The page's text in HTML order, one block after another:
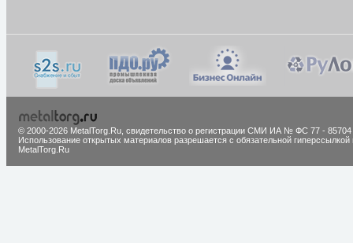
© 2000-2026 MetalTorg.Ru, cвидетельство о регистрации СМИ ИА № ФС 77 - 85704
Использование открытых материалов разрешается с обязательной гиперссылкой
MetalTorg.Ru